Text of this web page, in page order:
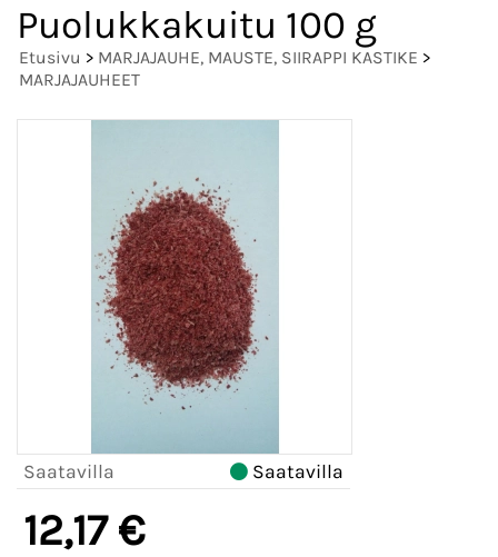
Puolukkakuitu 100 g
Etusivu > MARJAJAUHE, MAUSTE, SIIRAPPI KASTIKE >
MARJAJAUHEET
Saatavilla Saatavilla
12,17 €